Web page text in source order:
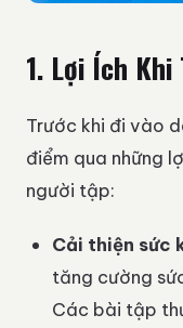
1. Lợi Ích
Trước khi đi vào
điểm qua những
người tập:
Cải thiện sức
tăng cường
Các bài tập